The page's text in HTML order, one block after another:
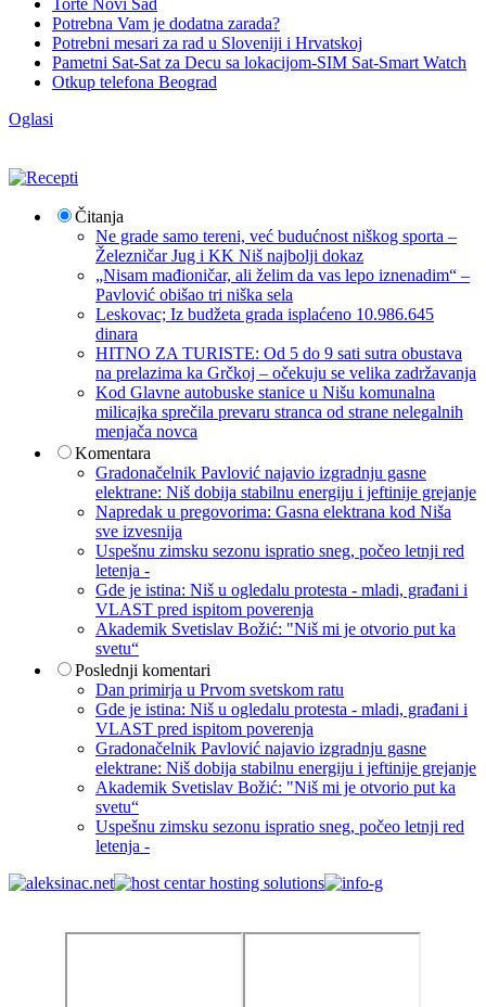
Torte Novi Sad
Potrebna Vam je dodatna zarada?
Potrebni mesari za rad u Sloveniji i Hrvatskoj
Pametni Sat-Sat za Decu sa lokacijom-SIM Sat-Smart Watch
Otkup telefona Beograd
Oglasi
Čitanja
Ne grade samo tereni, već budućnost niškog sporta –
Železničar Jug i KK Niš najbolji dokaz
„Nisam mađioničar, ali želim da vas lepo iznenadim“ –
Pavlović obišao tri niška sela
Leskovac; Iz budžeta grada isplaćeno 10.986.645
dinara
HITNO ZA TURISTE: Od 5 do 9 sati sutra obustava
na prelazima ka Grčkoj – očekuju se velika zadržavanja
Kod Glavne autobuske stanice u Nišu komunalna
milicajka sprečila prevaru stranca od strane nelegalnih
menjača novca
Komentara
Gradonačelnik Pavlović najavio izgradnju gasne
elektrane: Niš dobija stabilnu energiju i jeftinije grejanje
Napredak u pregovorima: Gasna elektrana kod Niša
sve izvesnija
Uspešnu zimsku sezonu ispratio sneg, počeo letnji red
letenja -
Gde je istina: Niš u ogledalu protesta - mladi, građani i
VLAST pred ispitom poverenja
Akademik Svetislav Božić: "Niš mi je otvorio put ka
svetu“
Poslednji komentari
Dan primirja u Prvom svetskom ratu
Gde je istina: Niš u ogledalu protesta - mladi, građani i
VLAST pred ispitom poverenja
Gradonačelnik Pavlović najavio izgradnju gasne
elektrane: Niš dobija stabilnu energiju i jeftinije grejanje
Akademik Svetislav Božić: "Niš mi je otvorio put ka
svetu“
Uspešnu zimsku sezonu ispratio sneg, počeo letnji red
letenja -